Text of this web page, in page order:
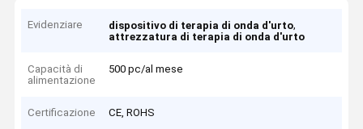
Evidenziare dispositivo di terapia di onda d'urto,
attrezzatura di terapia di onda d'urto
Capacità di
alimentazione
500 pc/al mese
Certificazione CE, ROHS